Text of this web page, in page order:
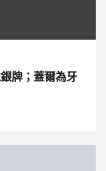
牌；蓋爾為牙